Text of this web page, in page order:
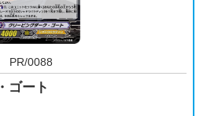
PR/0088
ゴート